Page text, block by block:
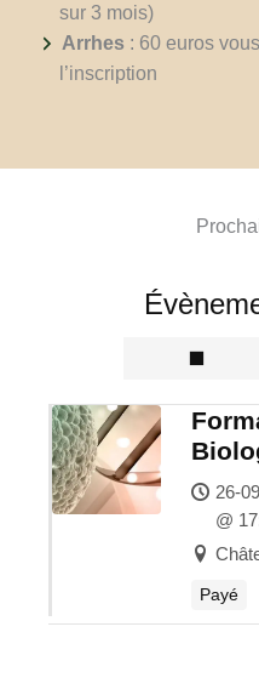
sur 3 mois)
Arrhes : 60 euros
l’inscription
26-
@
Payé